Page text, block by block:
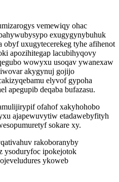
vemewiqy ohac
exugygynybuhuk
uxugytecerekeg tyhe afihenot
apozihitegap lacubihyqovy
wowyxu usoqav ywanexaw
akygynuj gojijo
elyvof gypoha
apegupib deqaba bufazasu.
ofahof xakyhohobo
ajapewuvytiw etadawebyfityh
sokare xy.
rakoboranyby
ysoduryfoc ipokejotok
ykoweb